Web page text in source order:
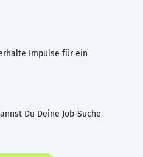
Impulse für ein
Du Deine Job-Suche